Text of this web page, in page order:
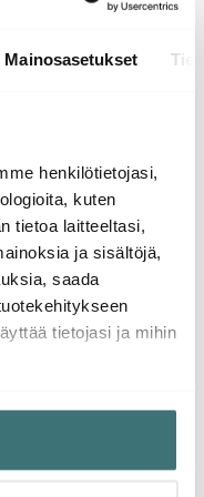
Mainosasetukset
henkilötietojasi,
kuten
tietoa laitteeltasi,
ja sisältöjä,
saada
tietojasi ja mihin
sijainnistasi,
tarkkuudella
€ 181.00 €
jäljellä
näistä